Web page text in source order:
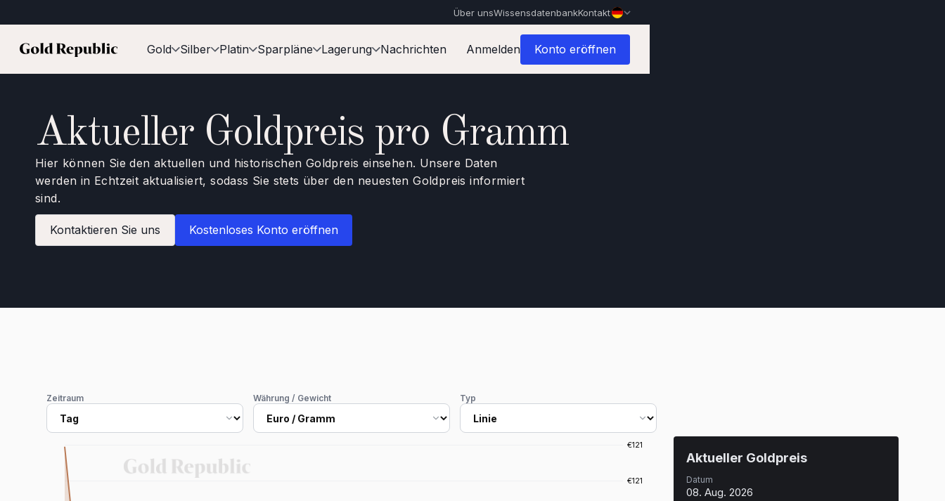
Über unsWissensdatenbankKontakt
Gold Silber Platin Sparpläne Lagerung Nachrichten Anmelden Konto eröffnen
Aktueller Goldpreis pro Gramm
Hier können Sie den aktuellen und historischen Goldpreis einsehen. Unsere Daten
werden in Echtzeit aktualisiert, sodass Sie stets über den neuesten Goldpreis informiert
sind.
Kontaktieren Sie uns Kostenloses Konto eröffnen
Zeitraum Währung / Gewicht Typ
Aktueller Goldpreis
Datum
08. Aug. 2026